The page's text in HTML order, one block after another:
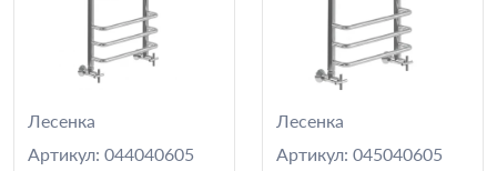
Лесенка
Артикул: 044040605
Лесенка
Артикул: 045040605